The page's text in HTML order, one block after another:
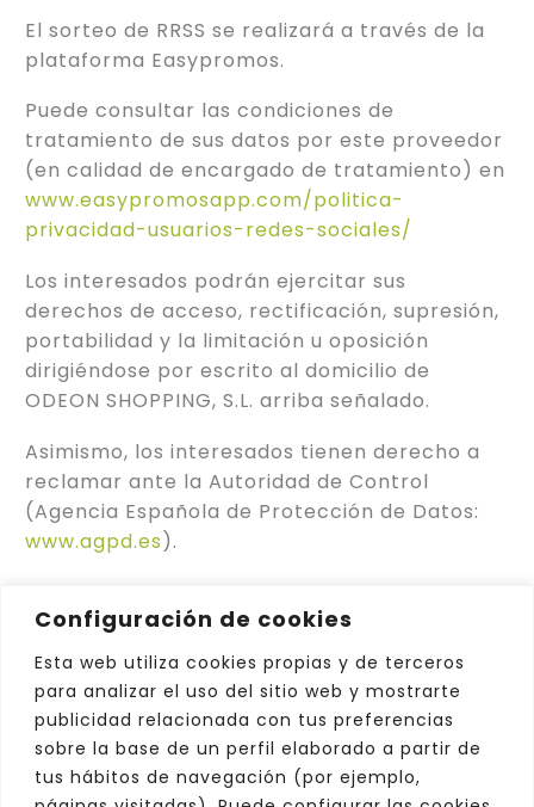
Configuración de cookies
Esta web utiliza cookies propias y de terceros
para analizar el uso del sitio web y mostrarte
publicidad relacionada con tus preferencias
sobre la base de un perfil elaborado a partir de
tus hábitos de navegación (por ejemplo,
El sorteo de RRSS se realizará a través de la
plataforma Easypromos.
Puede consultar las condiciones de
tratamiento de sus datos por este proveedor
(en calidad de encargado de tratamiento) en
www.easypromosapp.com/politica-
privacidad-usuarios-redes-sociales/
Los interesados podrán ejercitar sus
derechos de acceso, rectificación, supresión,
portabilidad y la limitación u oposición
dirigiéndose por escrito al domicilio de
ODEON SHOPPING, S.L. arriba señalado.
Asimismo, los interesados tienen derecho a
reclamar ante la Autoridad de Control
(Agencia Española de Protección de Datos:
www.agpd.es).